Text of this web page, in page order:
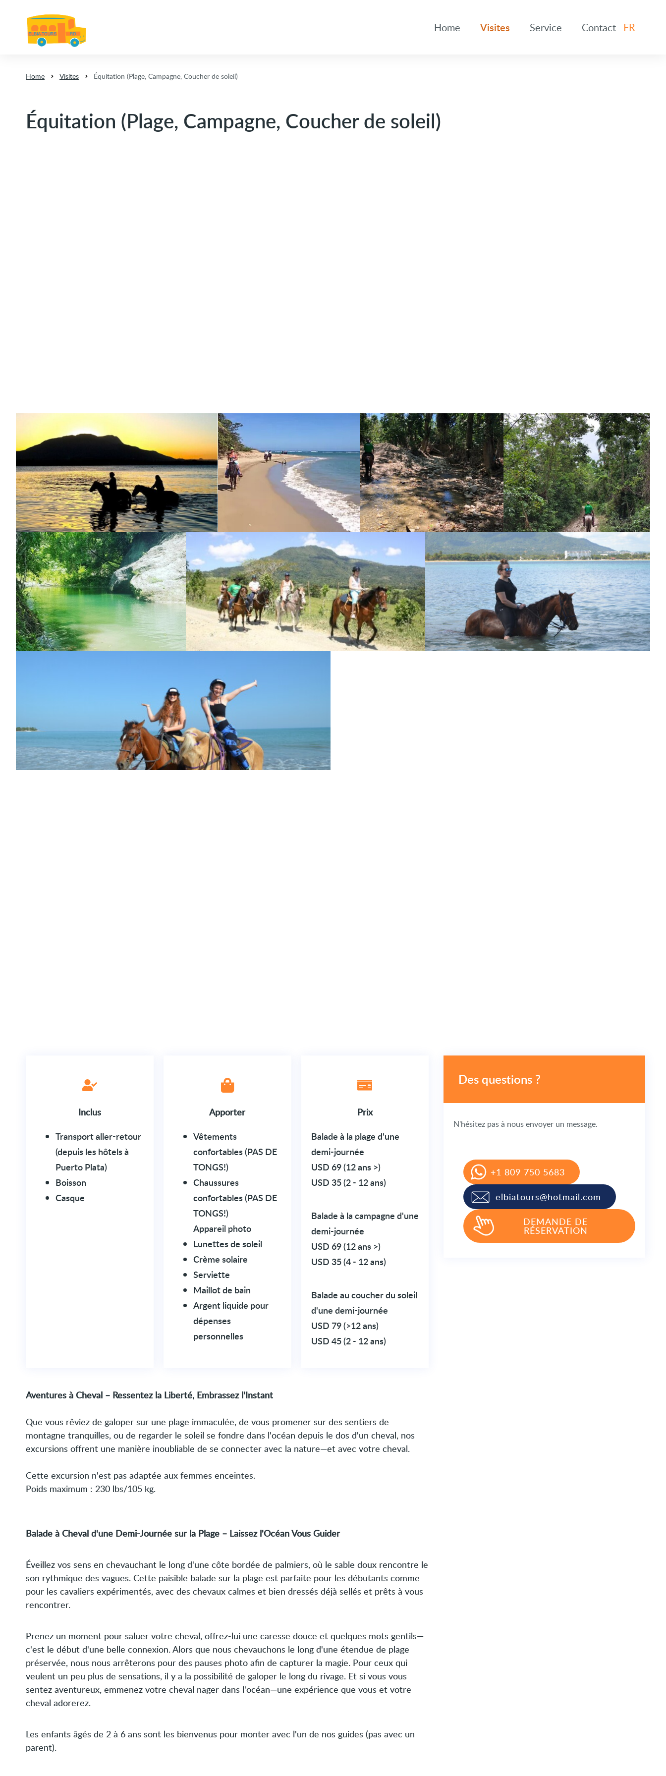
Home Visites Service Contact FR
Home Visites Équitation (Plage, Campagne, Coucher de soleil)
Équitation (Plage, Campagne, Coucher de soleil)
Inclus
Transport aller-retour
(depuis les hôtels à
Puerto Plata)
Boisson
Casque
Apporter
Vêtements
confortables (PAS DE
TONGS!)
Chaussures
confortables (PAS DE
TONGS!)
Appareil photo
Lunettes de soleil
Crème solaire
Serviette
Maillot de bain
Argent liquide pour
dépenses
personnelles
Prix
Balade à la plage d'une
demi-journée
USD 69 (12 ans >)
USD 35 (2 - 12 ans)
Balade à la campagne d'une
demi-journée
USD 69 (12 ans >)
USD 35 (4 - 12 ans)
Balade au coucher du soleil
d'une demi-journée
USD 79 (>12 ans)
USD 45 (2 - 12 ans)
Aventures à Cheval – Ressentez la Liberté, Embrassez l'Instant
Que vous rêviez de galoper sur une plage immaculée, de vous promener sur des sentiers de
montagne tranquilles, ou de regarder le soleil se fondre dans l'océan depuis le dos d'un cheval, nos
excursions offrent une manière inoubliable de se connecter avec la nature—et avec votre cheval.
Cette excursion n'est pas adaptée aux femmes enceintes.
Poids maximum : 230 lbs/105 kg.
Balade à Cheval d'une Demi-Journée sur la Plage – Laissez l'Océan Vous Guider
Éveillez vos sens en chevauchant le long d'une côte bordée de palmiers, où le sable doux rencontre le
son rythmique des vagues. Cette paisible balade sur la plage est parfaite pour les débutants comme
pour les cavaliers expérimentés, avec des chevaux calmes et bien dressés déjà sellés et prêts à vous
rencontrer.
Prenez un moment pour saluer votre cheval, offrez-lui une caresse douce et quelques mots gentils—
c'est le début d'une belle connexion. Alors que nous chevauchons le long d'une étendue de plage
préservée, nous nous arrêterons pour des pauses photo afin de capturer la magie. Pour ceux qui
veulent un peu plus de sensations, il y a la possibilité de galoper le long du rivage. Et si vous vous
sentez aventureux, emmenez votre cheval nager dans l'océan—une expérience que vous et votre
cheval adorerez.
Les enfants âgés de 2 à 6 ans sont les bienvenus pour monter avec l'un de nos guides (pas avec un
parent).
Des questions ?
N'hésitez pas à nous envoyer un message.
+1 809 750 5683
elbiatours@hotmail.com
DEMANDE DE
RÉSERVATION